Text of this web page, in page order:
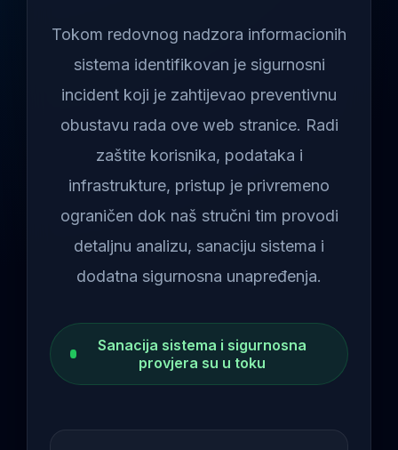
Tokom redovnog nadzora informacionih
sistema identifikovan je sigurnosni
incident koji je zahtijevao preventivnu
obustavu rada ove web stranice. Radi
zaštite korisnika, podataka i
infrastrukture, pristup je privremeno
ograničen dok naš stručni tim provodi
detaljnu analizu, sanaciju sistema i
dodatna sigurnosna unapređenja.
Sanacija sistema i sigurnosna
provjera su u toku